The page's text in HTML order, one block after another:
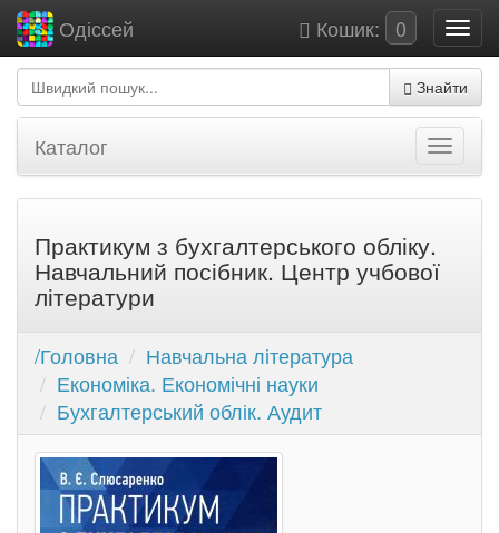
Кошик: 0
Одіссей
Знайти
Каталог
Практикум з бухгалтерського обліку.
Навчальний посібник. Центр учбової
літератури
/Головна
Навчальна література
Економіка. Економічні науки
Бухгалтерський облік. Аудит